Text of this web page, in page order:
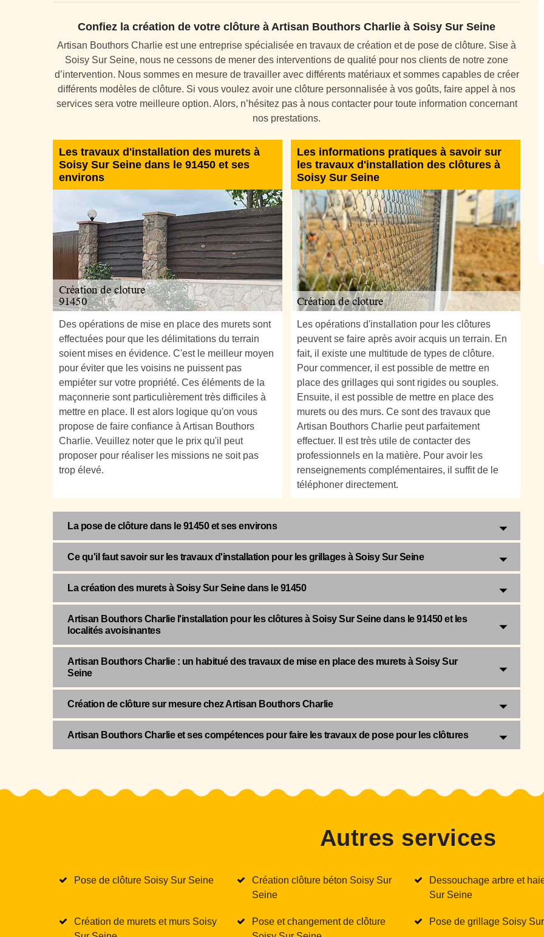
Confiez la création de votre clôture à Artisan Bouthors Charlie à Soisy Sur Seine
Artisan Bouthors Charlie est une entreprise spécialisée en travaux de création et de pose de clôture. Sise à
Soisy Sur Seine, nous ne cessons de mener des interventions de qualité pour nos clients de notre zone
d’intervention. Nous sommes en mesure de travailler avec différents matériaux et sommes capables de créer
différents modèles de clôture. Si vous voulez avoir une clôture personnalisée à vos goûts, faire appel à nos
services sera votre meilleure option. Alors, n’hésitez pas à nous contacter pour toute information concernant
nos prestations.
Les travaux d'installation des murets à
Soisy Sur Seine dans le 91450 et ses
environs
Des opérations de mise en place des murets sont
effectuées pour que les délimitations du terrain
soient mises en évidence. C'est le meilleur moyen
pour éviter que les voisins ne puissent pas
empiéter sur votre propriété. Ces éléments de la
maçonnerie sont particulièrement très difficiles à
mettre en place. Il est alors logique qu'on vous
propose de faire confiance à Artisan Bouthors
Charlie. Veuillez noter que le prix qu'il peut
proposer pour réaliser les missions ne soit pas
trop élevé.
Les informations pratiques à savoir sur
les travaux d'installation des clôtures à
Soisy Sur Seine
Les opérations d'installation pour les clôtures
peuvent se faire après avoir acquis un terrain. En
fait, il existe une multitude de types de clôture.
Pour commencer, il est possible de mettre en
place des grillages qui sont rigides ou souples.
Ensuite, il est possible de mettre en place des
murets ou des murs. Ce sont des travaux que
Artisan Bouthors Charlie peut parfaitement
effectuer. Il est très utile de contacter des
professionnels en la matière. Pour avoir les
renseignements complémentaires, il suffit de le
téléphoner directement.
La pose de clôture dans le 91450 et ses environs
Ce qu'il faut savoir sur les travaux d'installation pour les grillages à Soisy Sur Seine
La création des murets à Soisy Sur Seine dans le 91450
Artisan Bouthors Charlie l'installation pour les clôtures à Soisy Sur Seine dans le 91450 et les
localités avoisinantes
Artisan Bouthors Charlie : un habitué des travaux de mise en place des murets à Soisy Sur
Seine
Création de clôture sur mesure chez Artisan Bouthors Charlie
Artisan Bouthors Charlie et ses compétences pour faire les travaux de pose pour les clôtures
Autres services
Pose de clôture Soisy Sur Seine
Création clôture béton Soisy Sur
Seine
Dessouchage arbre et
Sur Seine
Création de murets et murs Soisy
Pose et changement de clôture
Pose de grillage Soisy